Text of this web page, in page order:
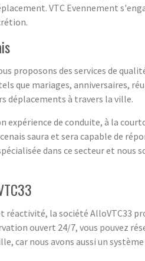
VTC Evennement
proposons des services de
que mariages, anniversaires,
déplacements à travers la ville.
expérience de conduite, à la
saura et sera capable de
dans ce secteur et nous
la société AlloVTC33
ouvert 24/7, vous pouvez
car nous avons aussi un